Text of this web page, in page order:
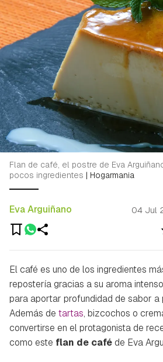
Eva Arguiñano 04 Jul
Flan de café, el postre de Eva
pocos ingredientes | Hogarmania
El café es uno de los ingredientes
repostería gracias a su aroma
para aportar profundidad de sabor
Además de tartas, bizcochos o
convertirse en el protagonista de
como este flan de caféde Eva